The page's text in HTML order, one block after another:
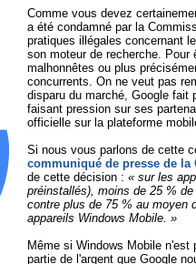
Comme vous devez
a été condamné par la
pratiques illégales concernant
son moteur de recherche.
malhonnêtes ou plus
concurrents. On ne veut pas
disparu du marché, Google
faisant pression sur ses
officielle sur la plateforme
Si nous vous parlons de cette
communiqué de presse de
de cette décision : « sur les
préinstallés), moins de 25 %
contre plus de 75 % au moyen
appareils Windows Mobile. »
Même si Windows Mobile n'est
partie de l'argent que Google